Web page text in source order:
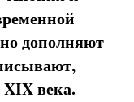
дополняют
века.